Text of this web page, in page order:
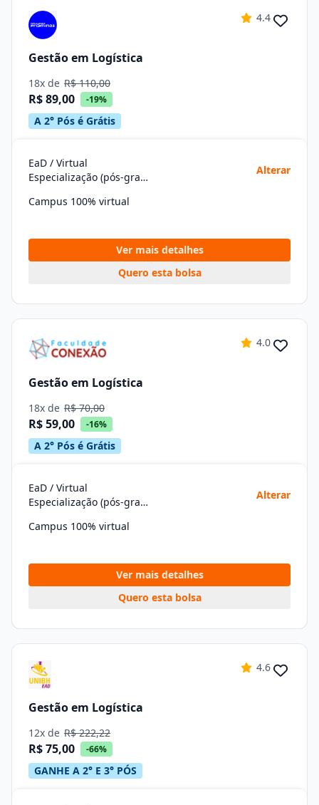
4.4
Gestão em Logística
18x de R$ 110,00
R$ 89,00 -19%
A 2° Pós é Grátis
EaD / Virtual
Especialização (pós-graduação)
Alterar
Campus 100% virtual
Ver mais detalhes
Quero esta bolsa
4.0
Gestão em Logística
18x de R$ 70,00
R$ 59,00 -16%
A 2° Pós é Grátis
EaD / Virtual
Especialização (pós-graduação)
Alterar
Campus 100% virtual
Ver mais detalhes
Quero esta bolsa
4.6
Gestão em Logística
12x de R$ 222,22
R$ 75,00 -66%
GANHE A 2° E 3° PÓS